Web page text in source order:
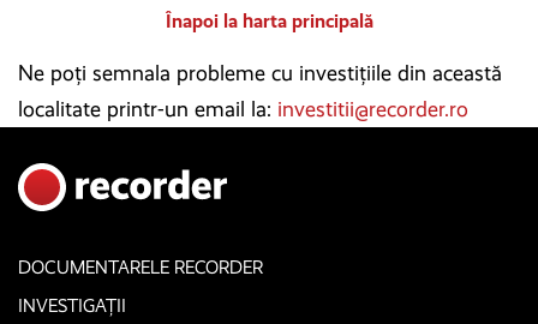
Înapoi la harta principală
Ne poți semnala probleme cu investițiile din această
localitate printr-un email la: investitii@recorder.ro
DOCUMENTARELE RECORDER
INVESTIGAȚII